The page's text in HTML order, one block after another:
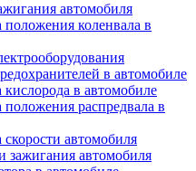
автомобиля
положения коленвала в
в автомобиле
кислорода в автомобиле
положения распредвала в
скорости автомобиля
зажигания автомобиля